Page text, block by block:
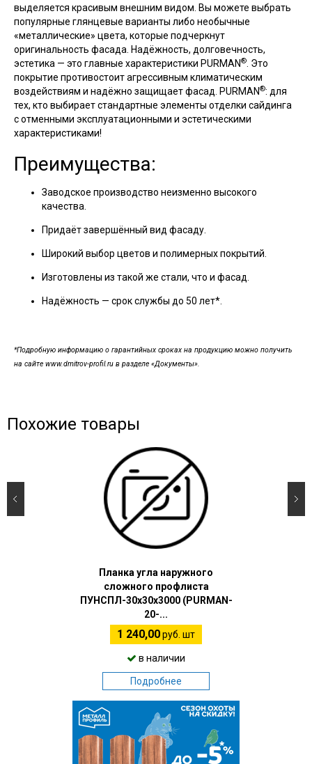
выделяется красивым внешним видом. Вы можете выбрать
популярные глянцевые варианты либо необычные
«металлические» цвета, которые подчеркнут
оригинальность фасада. Надёжность, долговечность,
эстетика — это главные характеристики PURMAN® . Это
покрытие противостоит агрессивным климатическим
воздействиям и надёжно защищает фасад. PURMAN®: для
тех, кто выбирает стандартные элементы отделки сайдинга
с отменными эксплуатационными и эстетическими
характеристиками!
Преимущества:
Заводское производство неизменно высокого
качества.
Придаёт завершённый вид фасаду.
Широкий выбор цветов и полимерных покрытий.
Изготовлены из такой же стали, что и фасад.
Надёжность — срок службы до 50 лет*.
*Подробную информацию о гарантийных сроках на продукцию можно получить
на сайте www.dmitrov-profil.ru в разделе «Документы».
Похожие товары
Планка угла наружного
сложного профлиста
ПУНСПЛ-30х30х3000 (PURMAN-
20-...
1 240,00руб. шт
в наличии
Подробнее